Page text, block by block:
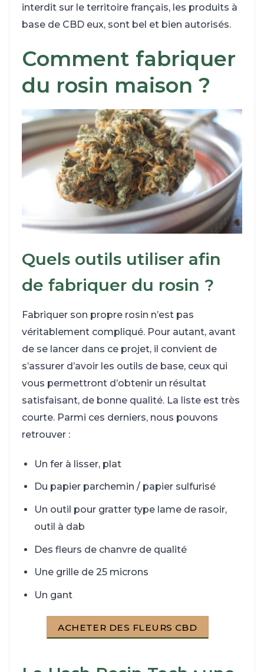
interdit sur le territoire français, les produits à
base de CBD eux, sont bel et bien autorisés.
Comment fabriquer
du rosin maison ?
Quels outils utiliser afin
de fabriquer du rosin ?
Fabriquer son propre rosin n’est pas
véritablement compliqué. Pour autant, avant
de se lancer dans ce projet, il convient de
s’assurer d’avoir les outils de base, ceux qui
vous permettront d’obtenir un résultat
satisfaisant, de bonne qualité. La liste est très
courte. Parmi ces derniers, nous pouvons
retrouver :
Un fer à lisser, plat
Du papier parchemin / papier sulfurisé
Un outil pour gratter type lame de rasoir,
outil à dab
Des fleurs de chanvre de qualité
Une grille de 25 microns
Un gant
ACHETER DES FLEURS CBD